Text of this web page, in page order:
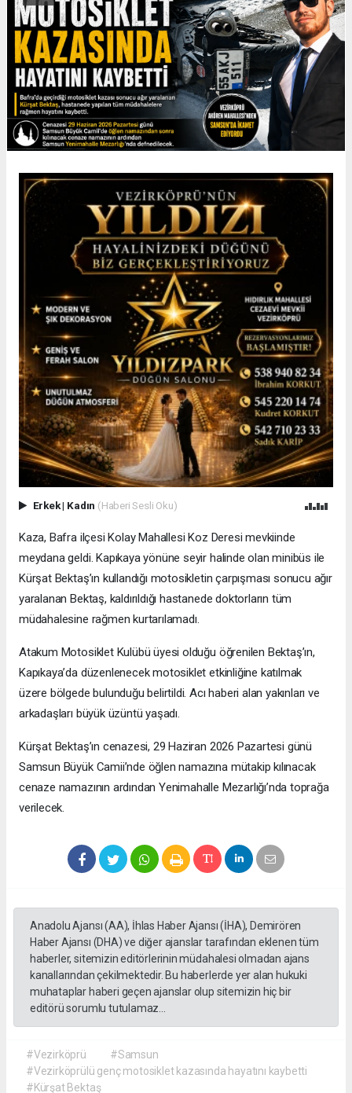
Erkek| Kadın (Haberi Sesli Oku)
Kaza, Bafra ilçesi Kolay Mahallesi Koz Deresi mevkiinde
meydana geldi. Kapıkaya yönüne seyir halinde olan minibüs ile
Kürşat Bektaş’ın kullandığı motosikletin çarpışması sonucu ağır
yaralanan Bektaş, kaldırıldığı hastanede doktorların tüm
müdahalesine rağmen kurtarılamadı.
Atakum Motosiklet Kulübü üyesi olduğu öğrenilen Bektaş’ın,
Kapıkaya’da düzenlenecek motosiklet etkinliğine katılmak
üzere bölgede bulunduğu belirtildi. Acı haberi alan yakınları ve
arkadaşları büyük üzüntü yaşadı.
Kürşat Bektaş’ın cenazesi, 29 Haziran 2026 Pazartesi günü
Samsun Büyük Camii’nde öğlen namazına mütakip kılınacak
cenaze namazının ardından Yenimahalle Mezarlığı’nda toprağa
verilecek.
Anadolu Ajansı (AA), İhlas Haber Ajansı (İHA), Demirören
Haber Ajansı (DHA) ve diğer ajanslar tarafından eklenen tüm
haberler, sitemizin editörlerinin müdahalesi olmadan ajans
kanallarından çekilmektedir. Bu haberlerde yer alan hukuki
muhataplar haberi geçen ajanslar olup sitemizin hiç bir
editörü sorumlu tutulamaz...
#Vezirköprü
#Samsun
#Vezirköprülü genç motosiklet kazasında hayatını kaybetti
#Kürşat Bektaş